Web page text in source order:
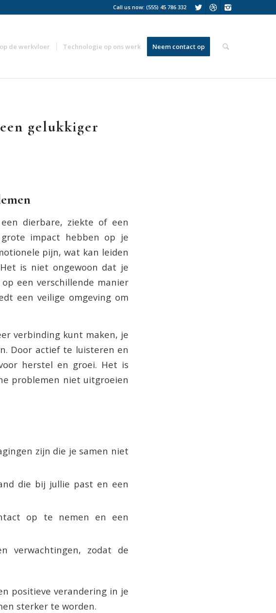
Call us now: (555) 45 786 332
de werkvloer Technologie op ons werk Neem contact op
gelukkiger
dierbare, ziekte of een
impact hebben op je
pijn, wat kan leiden
is niet ongewoon dat je
een verschillende manier
een veilige omgeving om
verbinding kunt maken, je
Door actief te luisteren en
herstel en groei. Het is
problemen niet uitgroeien
zijn die je samen niet
die bij jullie past en een
op te nemen en een
verwachtingen, zodat de
positieve verandering in je
sterker te worden.